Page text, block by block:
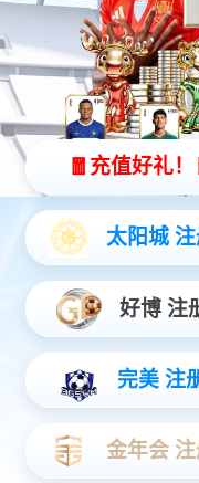
保险丝继电器盒
智能配电盒